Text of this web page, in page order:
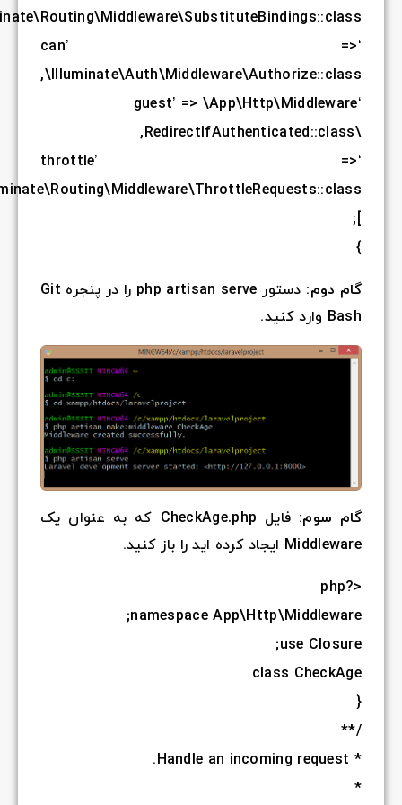
,
,
,
را در پنجره Git
عنوان یک